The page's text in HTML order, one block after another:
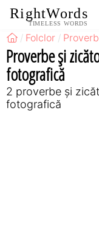
RightWords
TIMELESS WORDS
Folclor
Proverbe și
fotografică
2 proverbe și
fotografică